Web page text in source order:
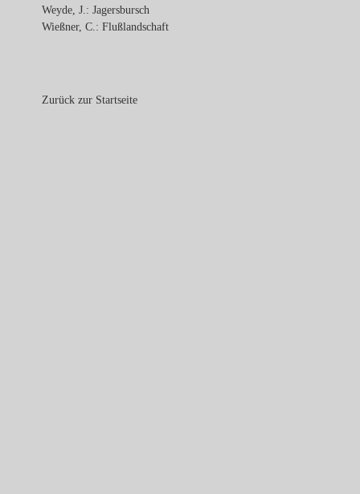
Weyde, J.: Jagersbursch
Wießner, C.: Flußlandschaft
Zurück zur Startseite